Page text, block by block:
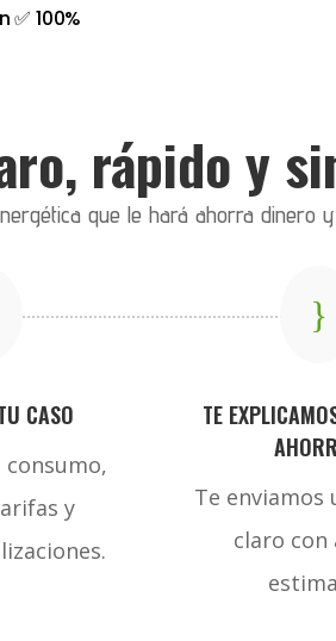
100%
rápido y
que le hará ahorra dinero
CASO
y
}
TE
Te enviamos
claro con